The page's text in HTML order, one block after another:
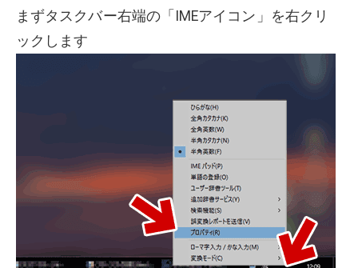
まずタスクバー右端の「IMEアイコン」を右クリ
ックします